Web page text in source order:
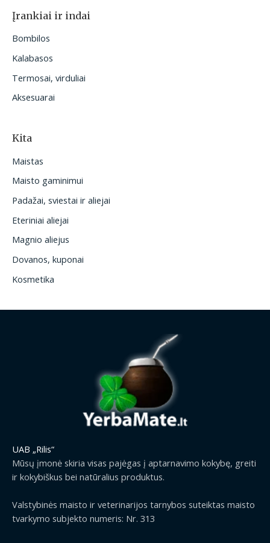
Įrankiai ir indai
Bombilos
Kalabasos
Termosai, virduliai
Aksesuarai
Kita
Maistas
Maisto gaminimui
Padažai, sviestai ir aliejai
Eteriniai aliejai
Magnio aliejus
Dovanos, kuponai
Kosmetika
UAB „Rilis“
Mūsų įmonė skiria visas pajėgas į aptarnavimo kokybę, greiti
ir kokybiškus bei natūralius produktus.
Valstybinės maisto ir veterinarijos tarnybos suteiktas maisto
tvarkymo subjekto numeris: Nr. 313